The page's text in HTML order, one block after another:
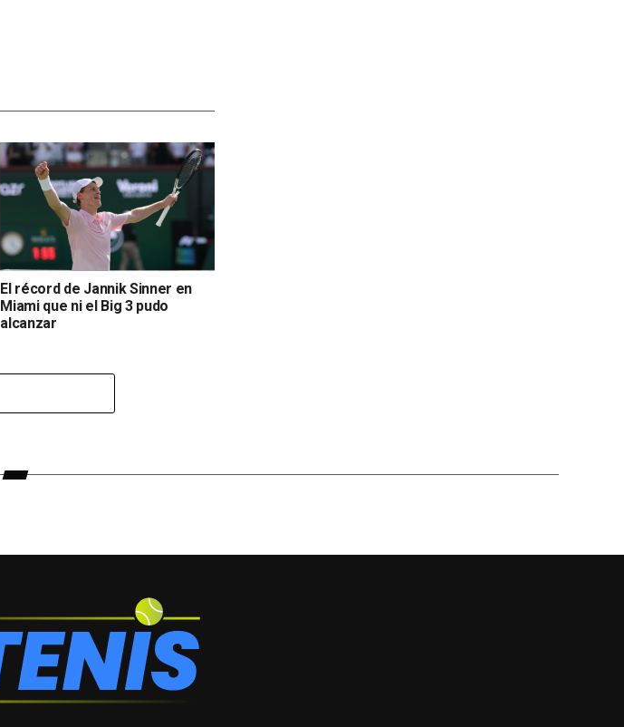
El récord de Jannik Sinner en
Miami que ni el Big 3 pudo
alcanzar